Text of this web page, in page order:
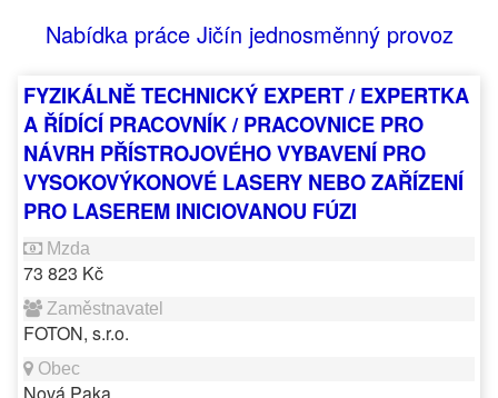
Nabídka práce Jičín jednosměnný provoz
FYZIKÁLNĚ TECHNICKÝ EXPERT / EXPERTKA
A ŘÍDÍCÍ PRACOVNÍK / PRACOVNICE PRO
NÁVRH PŘÍSTROJOVÉHO VYBAVENÍ PRO
VYSOKOVÝKONOVÉ LASERY NEBO ZAŘÍZENÍ
PRO LASEREM INICIOVANOU FÚZI
73 823 Kč
FOTON, s.r.o.